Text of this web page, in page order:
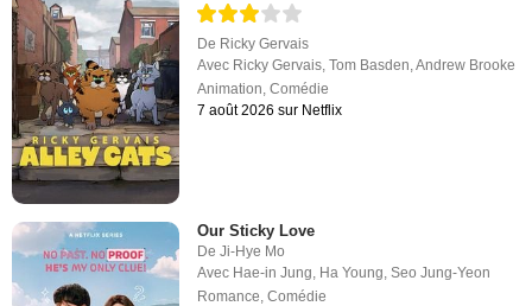
De Ricky Gervais
Avec Ricky Gervais,Tom Basden,Andrew Brooke
Animation,Comédie
7 août 2026 sur Netflix
Our Sticky Love
DeJi-Hye Mo
Avec Hae-in Jung Ha Young ,Seo Jung-Yeon
Romance ,Comédie